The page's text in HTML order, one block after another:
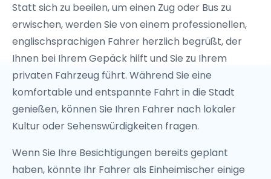
Statt sich zu beeilen, um einen Zug oder Bus zu
erwischen, werden Sie von einem professionellen,
englischsprachigen Fahrer herzlich begrüßt, der
Ihnen bei Ihrem Gepäck hilft und Sie zu Ihrem
privaten Fahrzeug führt. Während Sie eine
komfortable und entspannte Fahrt in die Stadt
genießen, können Sie Ihren Fahrer nach lokaler
Kultur oder Sehenswürdigkeiten fragen.
Wenn Sie Ihre Besichtigungen bereits geplant
haben, könnte Ihr Fahrer als Einheimischer einige